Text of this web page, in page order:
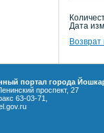
Дата
Возврат
портал города
проспект, 27
63-03-71,